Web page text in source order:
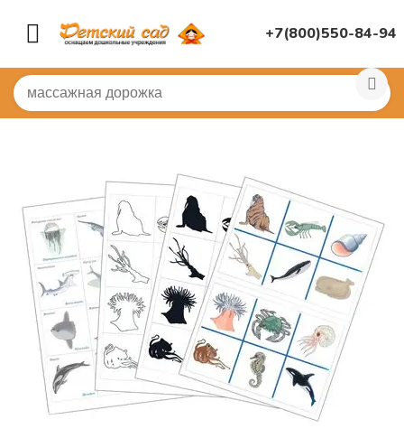
+7(800)550-84-94
Главная / ДИДАКТИЧЕСКИЕ ИГРЫ Настольные игры